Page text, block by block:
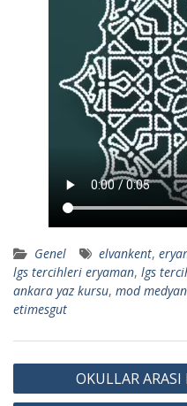
Genel elvankent,
lgs tercihleri eryaman, lgs
ankara yaz kursu, mod medyan
etimesgut
Y
a
OKULLAR